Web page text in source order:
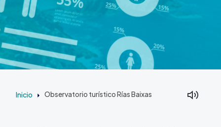
Inicio Observatorio turístico Rías Baixas